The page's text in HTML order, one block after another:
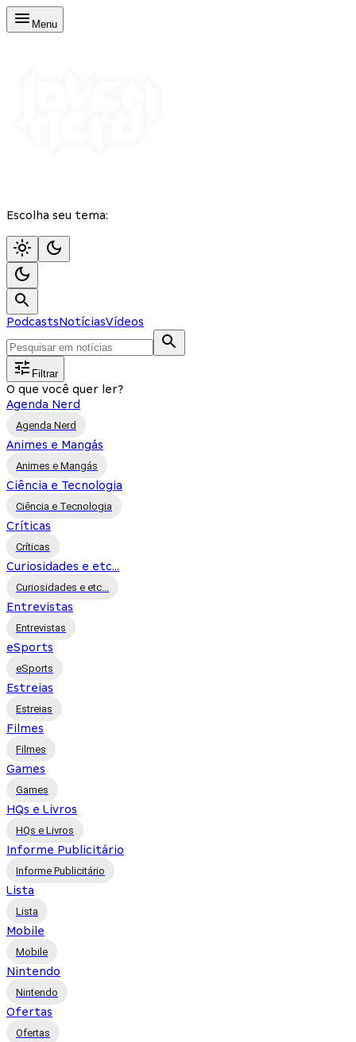
Menu
Escolha seu tema:
PodcastsNotíciasVídeos
Filtrar
O que você quer ler?
Agenda Nerd
Agenda Nerd
Animes e Mangás
Animes e Mangás
Ciência e Tecnologia
Ciência e Tecnologia
Críticas
Críticas
Curiosidades e etc...
Curiosidades e etc...
Entrevistas
Entrevistas
eSports
eSports
Estreias
Estreias
Filmes
Filmes
Games
Games
HQs e Livros
HQs e Livros
Informe Publicitário
Informe Publicitário
Lista
Lista
Mobile
Mobile
Nintendo
Nintendo
Ofertas
Ofertas